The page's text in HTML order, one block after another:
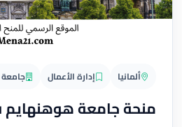
ألمانيا إدارة الأعمال
منحة جامعة هوهنهايم